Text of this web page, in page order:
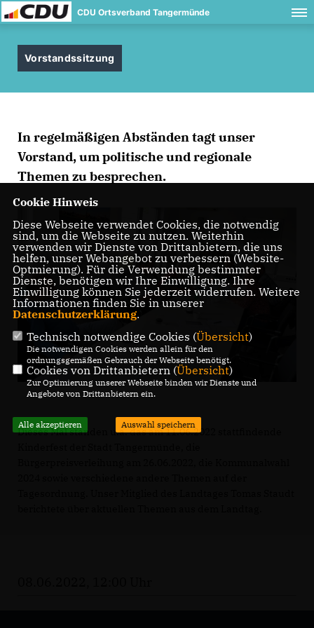
CDU Ortsverband Tangermünde
Vorstandssitzung
In regelmäßigen Abständen tagt unser
Vorstand, um politische und regionale
Themen zu besprechen.
Dieses Mal standen u.a. das am 11.06.2022 stattfindende
Cookie Hinweis
Diese Webseite verwendet Cookies, die notwendig
sind, um die Webseite zu nutzen. Weiterhin
verwenden wir Dienste von Drittanbietern, die uns
helfen, unser Webangebot zu verbessern (Website-
Optmierung). Für die Verwendung bestimmter
Dienste, benötigen wir Ihre Einwilligung. Ihre
Einwilligung können Sie jederzeit widerrufen. Weitere
Informationen finden Sie in unserer
Datenschutzerklärung.
Technisch notwendige Cookies (Übersicht)
Die notwendigen Cookies werden allein für den
ordnungsgemäßen Gebrauch der Webseite benötigt.
Cookies von Drittanbietern (Übersicht)
Zur Optimierung unserer Webseite binden wir Dienste und
Angebote von Drittanbietern ein.
Alle akzeptieren Auswahl speichern